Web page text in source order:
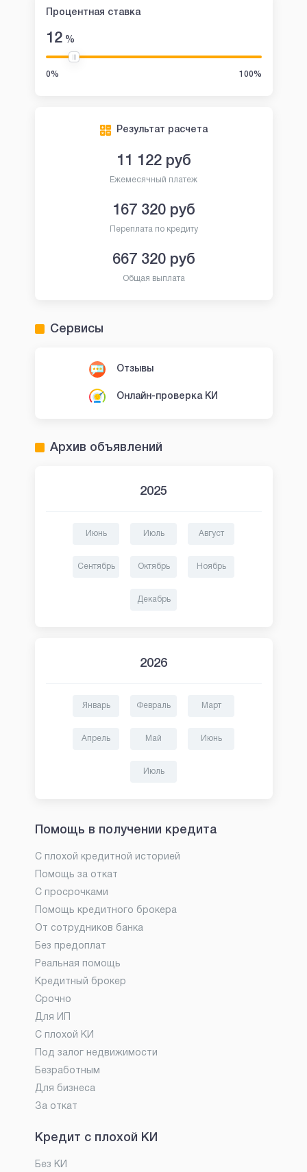
Процентная ставка
12%
0% 100%
Результат расчета
11 122руб
Ежемесячный платеж
167 320руб
Переплата по кредиту
667 320руб
Общая выплата
Сервисы
Отзывы
Онлайн-проверка КИ
Архив объявлений
2025
Июнь Июль Август
Сентябрь Октябрь Ноябрь
Декабрь
2026
Январь Февраль Март
Апрель Май Июнь
Июль
Помощь в получении кредита
С плохой кредитной историей
Помощь за откат
С просрочками
Помощь кредитного брокера
От сотрудников банка
Без предоплат
Реальная помощь
Кредитный брокер
Срочно
Для ИП
С плохой КИ
Под залог недвижимости
Безработным
Для бизнеса
За откат
Кредит с плохой КИ
Без КИ